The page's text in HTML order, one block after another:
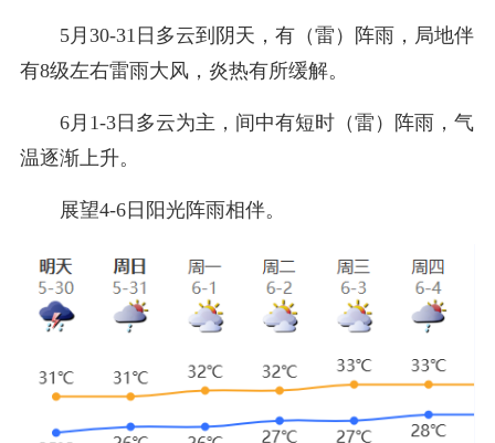
5月30-31日多云到阴天，有（雷）阵雨，局地伴
有8级左右雷雨大风，炎热有所缓解。
6月1-3日多云为主，间中有短时（雷）阵雨，气
温逐渐上升。
展望4-6日阳光阵雨相伴。